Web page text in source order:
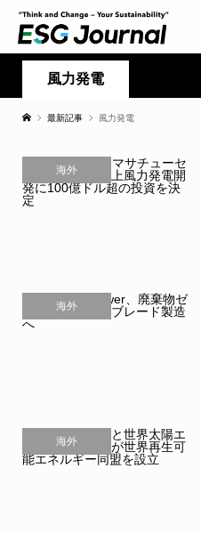
風力発電
最新記事 風力発電
海外
海外
海外